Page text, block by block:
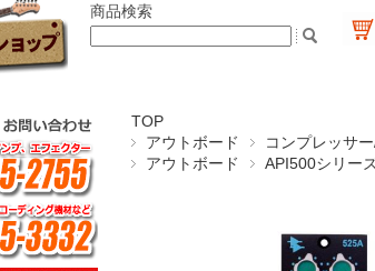
商品検索
TOP
アウトボード
コンプレッサ
アウトボード
API500シリー